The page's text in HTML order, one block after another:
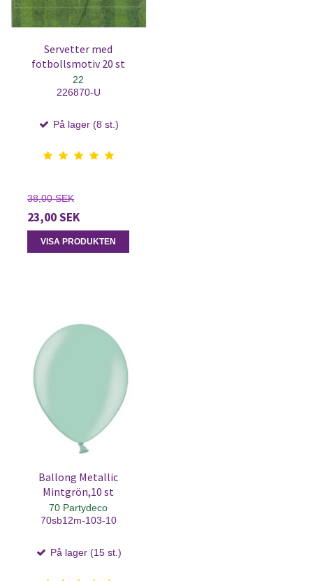
Servetter med
fotbollsmotiv 20 st
22
226870-U
På lager (8 st.)
38,00 SEK
23,00 SEK
VISA PRODUKTEN
Ballong Metallic
Mintgrön,10 st
70 Partydeco
70sb12m-103-10
På lager (15 st.)